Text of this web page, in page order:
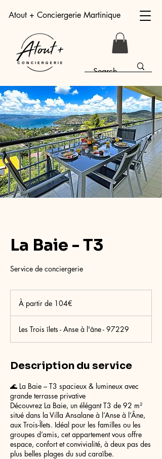
Atout + Conciergerie Martinique
La Baie - T3
Service de conciergerie
partirÀ partir de 104€
Les Trois îlets - Anse à l'âne - 97229
Description du service
🌊 La Baie – T3 spacieux & lumineux avec
grande terrasse privative
Découvrez La Baie, un élégant T3 de 92 m²
situé dans la Villa Ansalane à l’Anse à l’Âne,
aux Trois-Îlets. Idéal pour les familles ou les
groupes d’amis, cet appartement vous offre
espace, confort et convivialité, à deux pas des
plus belles plages du sud caraïbe.